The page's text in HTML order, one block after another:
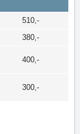
510,-
380,-
400,-
300,-